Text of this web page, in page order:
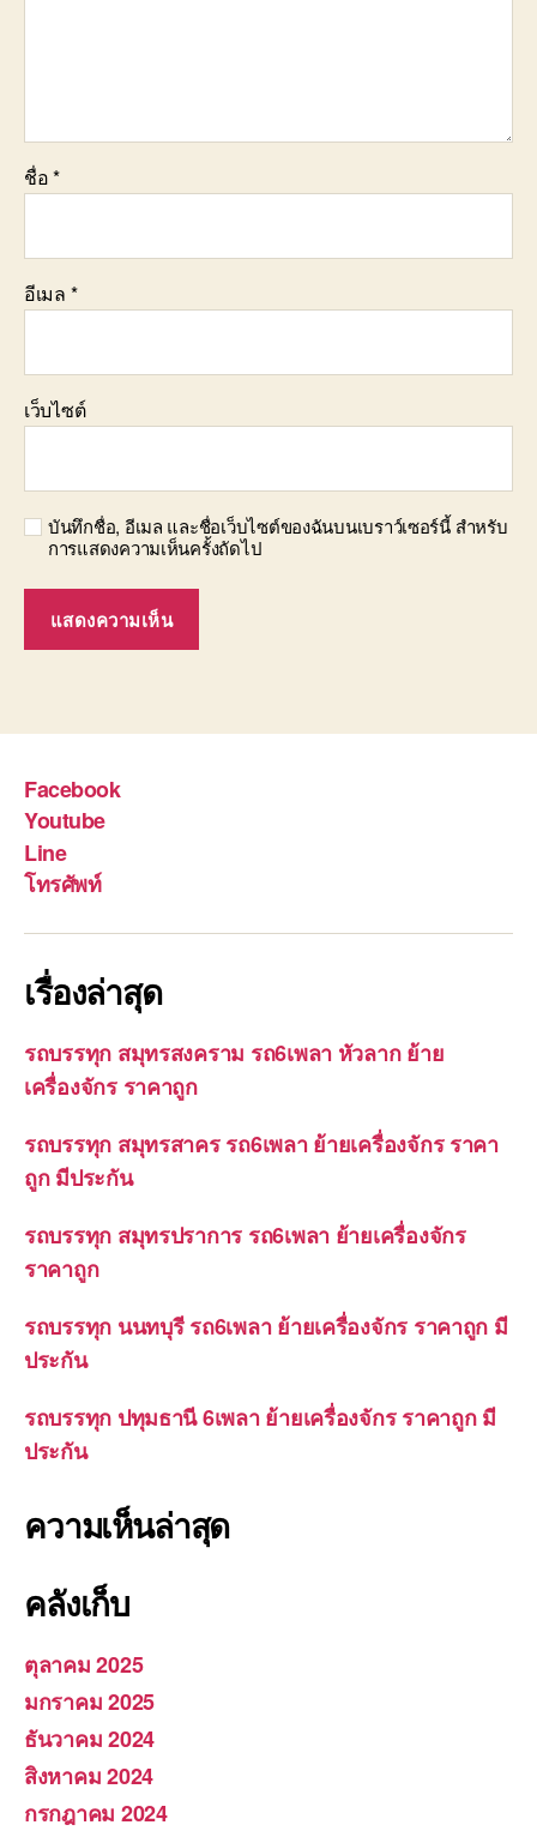
ชื่อ*
อีเมล *
เว็บไซต์
บันทึกชื่อ, อีเมล และชื่อเว็บไซต์ของฉันบนเบราว์เซอร์นี้ สำหรับ
การแสดงความเห็นครั้งถัดไป
Facebook
Youtube
Line
โทรศัพท์
เรื่องล่าสุด
รถบรรทุก สมุทรสงคราม รถ6เพลา หัวลาก ย้าย
เครื่องจักร ราคาถูก
รถบรรทุก สมุทรสาคร รถ6เพลา ย้ายเครื่องจักร ราคา
ถูก มีประกัน
รถบรรทุก สมุทรปราการ รถ6เพลา ย้ายเครื่องจักร
ราคาถูก
รถบรรทุก นนทบุรี รถ6เพลา ย้ายเครื่องจักร ราคาถูก มี
ประกัน
รถบรรทุก ปทุมธานี 6เพลา ย้ายเครื่องจักร ราคาถูก มี
ประกัน
ความเห็นล่าสุด
คลังเก็บ
ตุลาคม 2025
มกราคม 2025
ธันวาคม 2024
สิงหาคม 2024
กรกฎาคม 2024